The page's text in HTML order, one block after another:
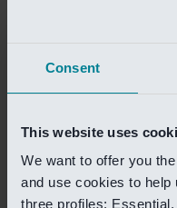
Consent
This website uses
We want to offer you
and use cookies to help
three profiles:
Investment Banking
Van Lanschot
Helaas is